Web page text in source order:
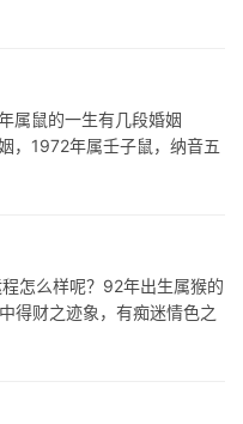
属鼠的一生有几段婚姻
1972年属壬子鼠，纳音五
怎么样呢？92年出生属猴的
得财之迹象，有痴迷情色之